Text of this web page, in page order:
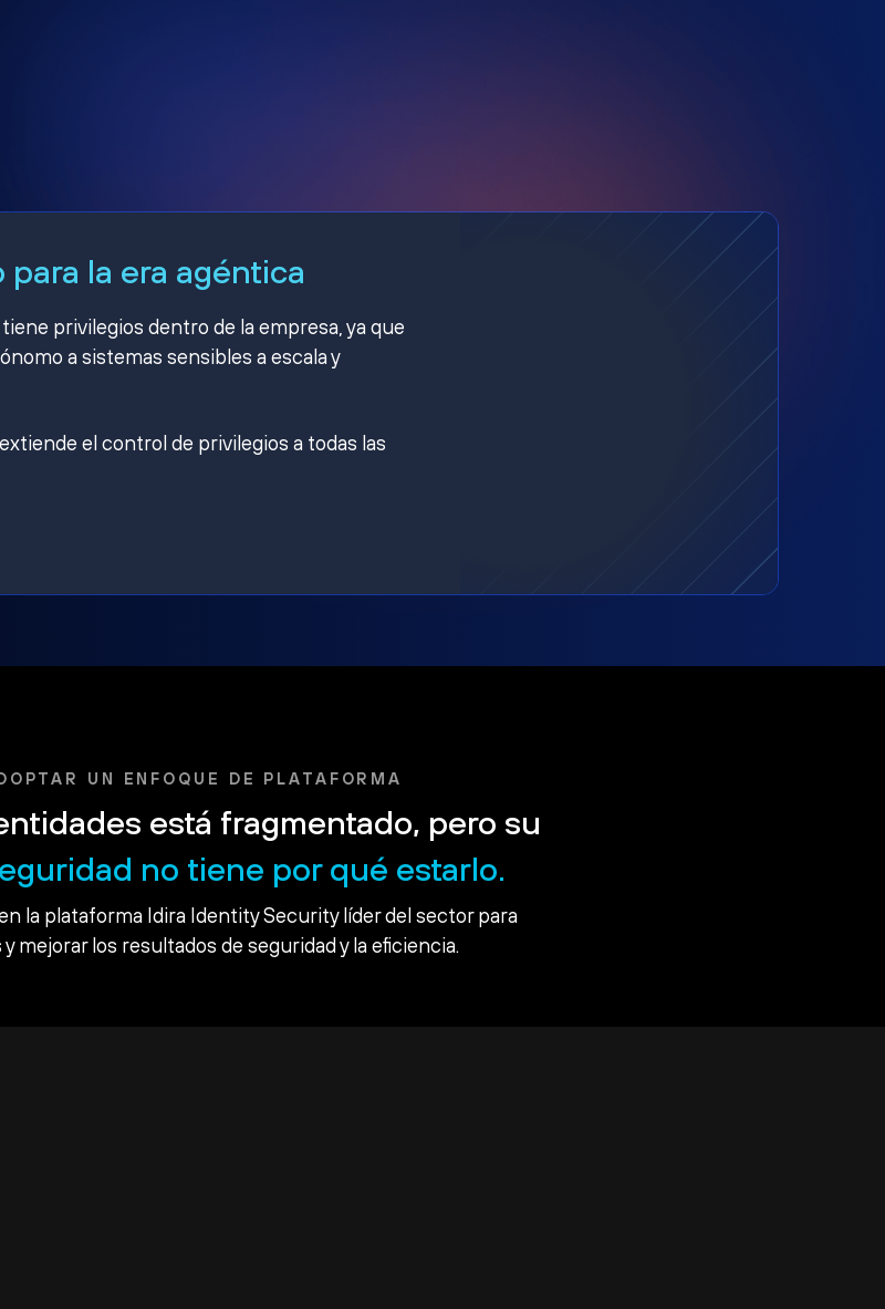
para la era agéntica
privilegios dentro de la empresa, ya que
a sistemas sensibles a escala y
el control de privilegios a todas las
UN ENFOQUE DE PLATAFORMA
está fragmentado, pero su
no tiene por qué estarlo.
la plataforma Idira Identity Security líder del sector para
mejorar los resultados de seguridad y la eficiencia.